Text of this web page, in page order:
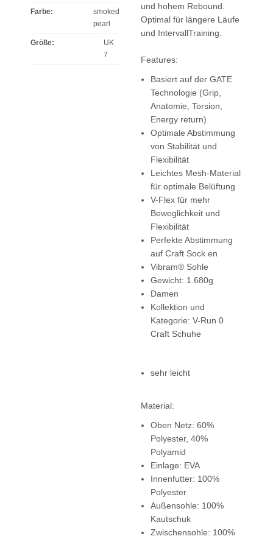
Farbe:
smoked
pearl
Größe:
UK
7
und hohem Rebound.
Optimal für längere Läufe
und IntervallTraining.
Features:
Basiert auf der GATE
Technologie (Grip,
Anatomie, Torsion,
Energy return)
Optimale Abstimmung
von Stabilität und
Flexibilität
Leichtes Mesh-Material
für optimale Belüftung
V-Flex für mehr
Beweglichkeit und
Flexibilität
Perfekte Abstimmung
auf Craft Sock en
Vibram® Sohle
Gewicht: 1.680g
Damen
Kollektion und
Kategorie: V-Run 0
Craft Schuhe
sehr leicht
Material:
Oben Netz: 60%
Polyester, 40%
Polyamid
Einlage: EVA
Innenfutter: 100%
Polyester
Außensohle: 100%
Kautschuk
Zwischensohle: 100%